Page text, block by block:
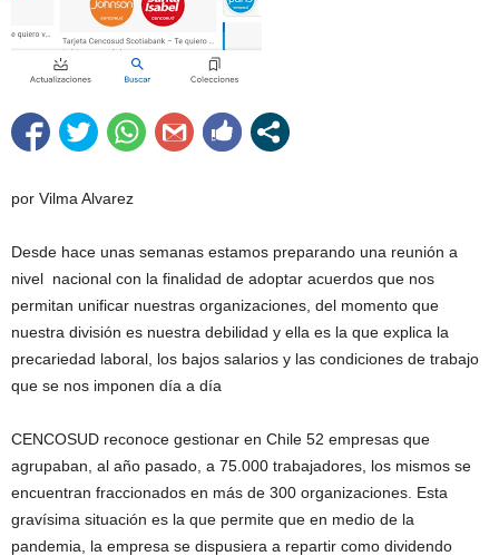
por Vilma Alvarez
Desde hace unas semanas estamos preparando una reunión a
nivel nacional con la finalidad de adoptar acuerdos que nos
permitan unificar nuestras organizaciones, del momento que
nuestra división es nuestra debilidad y ella es la que explica la
precariedad laboral, los bajos salarios y las condiciones de trabajo
que se nos imponen día a día
CENCOSUD reconoce gestionar en Chile 52 empresas que
agrupaban, al año pasado, a 75.000 trabajadores, los mismos se
encuentran fraccionados en más de 300 organizaciones. Esta
gravísima situación es la que permite que en medio de la
pandemia, la empresa se dispusiera a repartir como dividendo